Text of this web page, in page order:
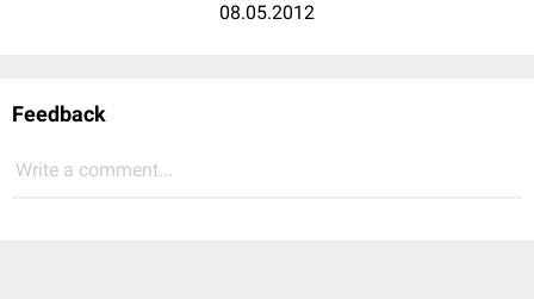
08.05.2012
Feedback
Write a comment...